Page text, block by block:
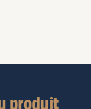
produit